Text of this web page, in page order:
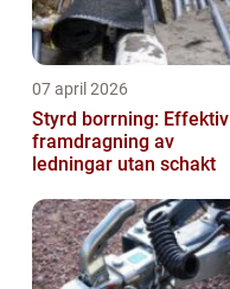
07 april 2026
Styrd borrning: Effektiv
framdragning av
ledningar utan schakt